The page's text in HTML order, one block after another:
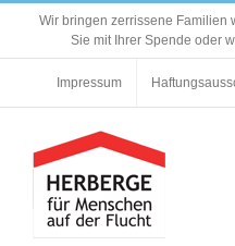
Zum
Wir bringen zerrissene Familien
Sie mit Ihrer Spende oder
Impressum